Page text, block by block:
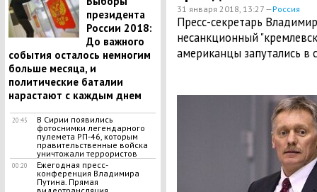
президента
России 2018:
До важного
события осталось немногим
больше месяца, и
политические баталии
нарастают с каждым днем
20:45
В Сирии появились
фотоснимки легендарного
пулемета РП-46, которым
правительственные войска
уничтожали террористов
00:20
Ежегодная пресс-
конференция Владимира
Путина. Прямая
31 января 2018, 13:27 —Россия
Пресс-секретарь
несанкционный
американцы запутались в